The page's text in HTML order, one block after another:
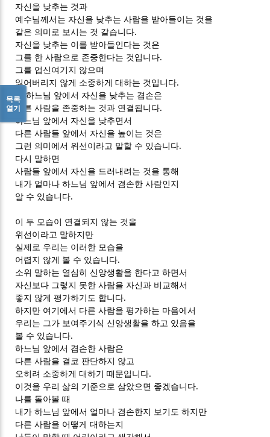
자신을 낮추는 것과
예수님께서는 자신을 낮추는 사람을 받아들이는 것을
같은 의미로 보시는 것 같습니다.
자신을 낮추는 이를 받아들인다는 것은
그를 한 사람으로 존중한다는 것입니다.
그를 업신여기지 않으며
잃어버리지 않게 소중하게 대하는 것입니다.
즉 하느님 앞에서 자신을 낮추는 겸손은
다른 사람을 존중하는 것과 연결됩니다.
하느님 앞에서 자신을 낮추면서
다른 사람들 앞에서 자신을 높이는 것은
그런 의미에서 위선이라고 말할 수 있습니다.
다시 말하면
사람들 앞에서 자신을 드러내려는 것을 통해
내가 얼마나 하느님 앞에서 겸손한 사람인지
알 수 있습니다.
이 두 모습이 연결되지 않는 것을
위선이라고 말하지만
실제로 우리는 이러한 모습을
어렵지 않게 볼 수 있습니다.
소위 말하는 열심히 신앙생활을 한다고 하면서
자신보다 그렇지 못한 사람을 자신과 비교해서
좋지 않게 평가하기도 합니다.
하지만 여기에서 다른 사람을 평가하는 마음에서
우리는 그가 보여주기식 신앙생활을 하고 있음을
볼 수 있습니다.
하느님 앞에서 겸손한 사람은
다른 사람을 결코 판단하지 않고
오히려 소중하게 대하기 때문입니다.
이것을 우리 삶의 기준으로 삼았으면 좋겠습니다.
나를 돌아볼 때
내가 하느님 앞에서 얼마나 겸손한지 보기도 하지만
다른 사람을 어떻게 대하는지
목록
열기